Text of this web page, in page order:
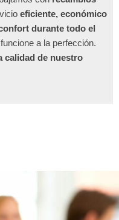
eficiente, económico
durante todo el
a la perfección.
calidad de nuestro